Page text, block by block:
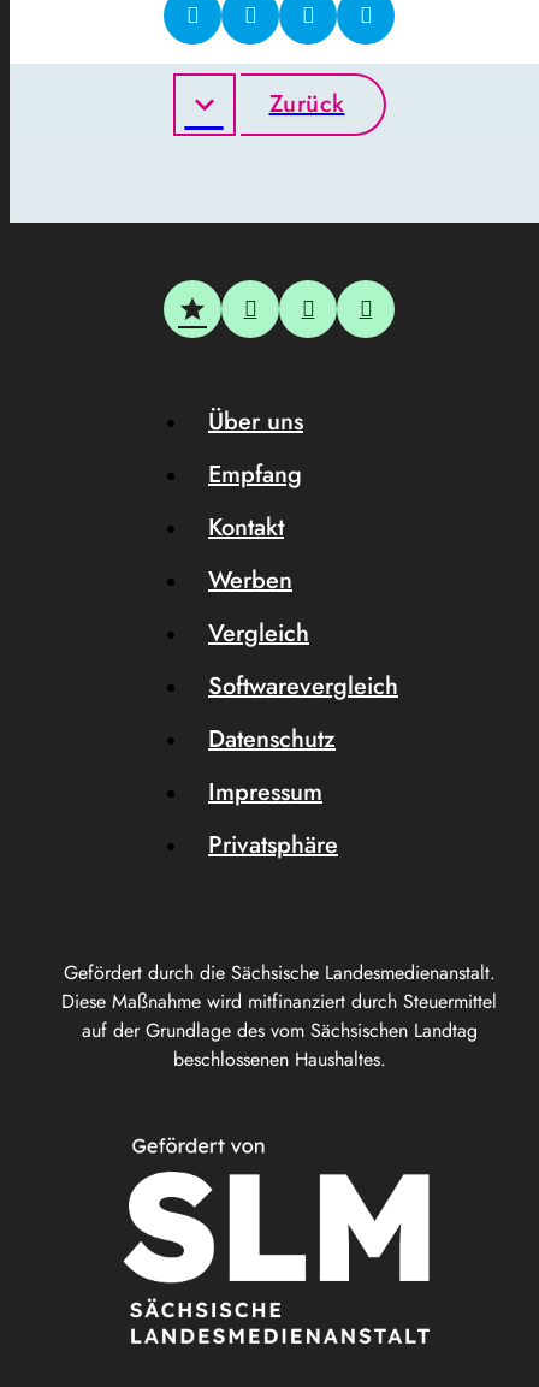
Zurück
Gefördert durch die Sächsische Landesmedienanstalt.
Diese Maßnahme wird mitfinanziert durch Steuermittel
auf der Grundlage des vom Sächsischen Landtag
beschlossenen Haushaltes.
Über uns
Empfang
Kontakt
Werben
Vergleich
Softwarevergleich
Datenschutz
Impressum
Privatsphäre